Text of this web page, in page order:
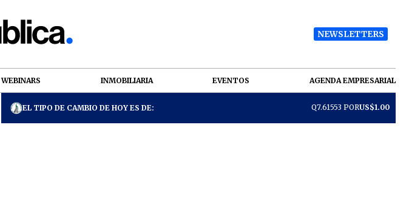
NEWSLETTERS
WEBINARS INMOBILIARIA EVENTOS AGENDA EMPRESARIAL
EL TIPO DE CAMBIO DE HOY ES DE: Q7.61553 PORUS$1.00